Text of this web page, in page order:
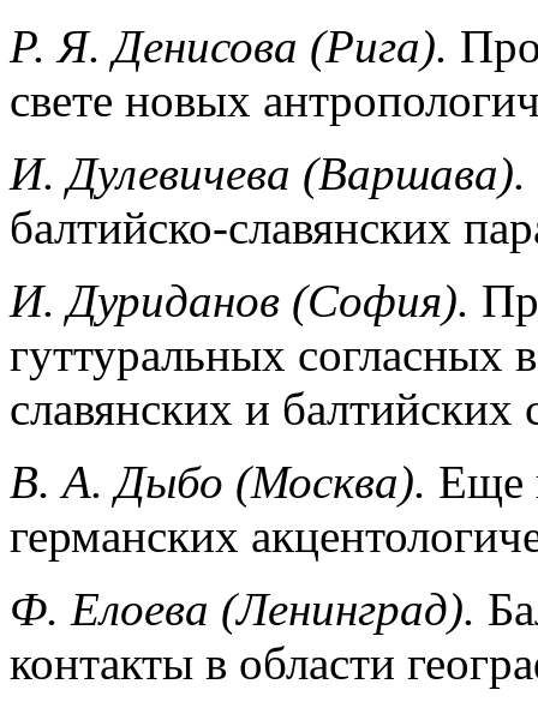
Р. Я. Дeнисова (Рига).
свете новых
И. Дулевичева (Варшава).
балтийско-славянских
И. Дуриданов (София).
гуттуральных согласных
славянских и балтийских
В. А. Дыбо (Москва). Еще
германских
Ф. Елоeва (Ленинград).
контакты в области